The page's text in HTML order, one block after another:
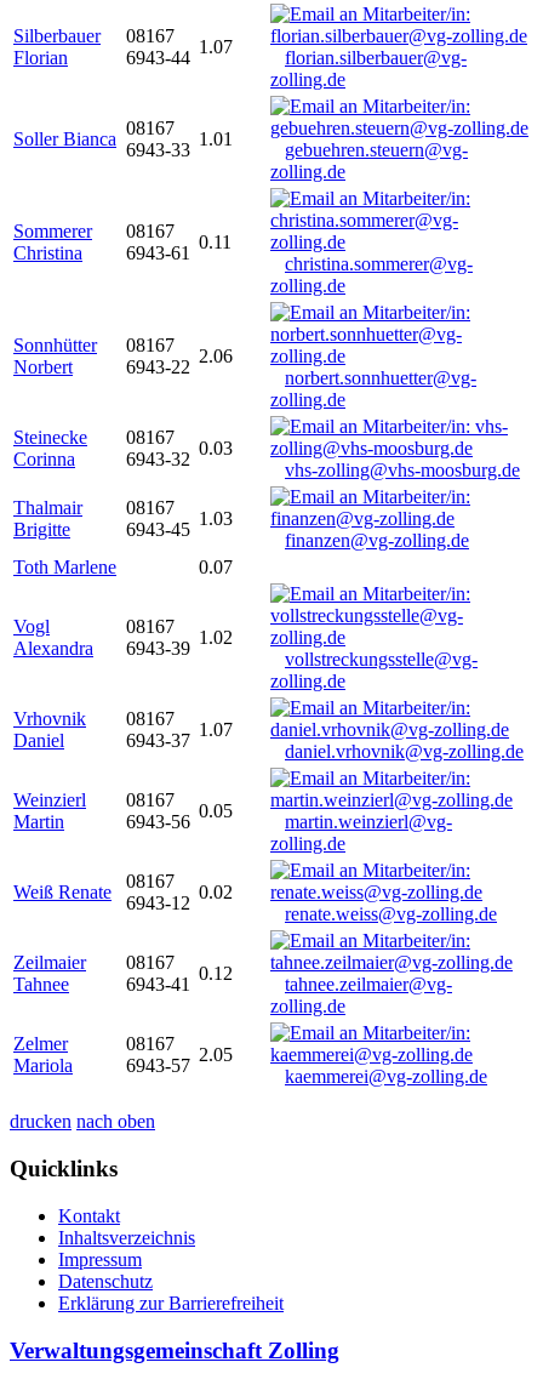
Silberbauer
Florian
08167
6943-44
1.07
florian.silberbauer@vg-
zolling.de
Soller Bianca
08167
6943-33
1.01
gebuehren.steuern@vg-
zolling.de
Sommerer
Christina
08167
6943-61
0.11
christina.sommerer@vg-
zolling.de
Sonnhütter
Norbert
08167
6943-22
2.06
norbert.sonnhuetter@vg-
zolling.de
Steinecke
Corinna
08167
6943-32
0.03
vhs-zolling@vhs-moosburg.de
Thalmair
Brigitte
08167
6943-45
1.03
finanzen@vg-zolling.de
Toth Marlene
0.07
Vogl
Alexandra
08167
6943-39
1.02
vollstreckungsstelle@vg-
zolling.de
Vrhovnik
Daniel
08167
6943-37
1.07
daniel.vrhovnik@vg-zolling.de
Weinzierl
Martin
08167
6943-56
0.05
martin.weinzierl@vg-
zolling.de
Weiß Renate
08167
6943-12
0.02
renate.weiss@vg-zolling.de
Zeilmaier
Tahnee
08167
6943-41
0.12
tahnee.zeilmaier@vg-
zolling.de
Zelmer
Mariola
08167
6943-57
2.05
kaemmerei@vg-zolling.de
drucken nach oben
Quicklinks
Kontakt
Inhaltsverzeichnis
Impressum
Datenschutz
Erklärung zur Barrierefreiheit
Verwaltungsgemeinschaft Zolling